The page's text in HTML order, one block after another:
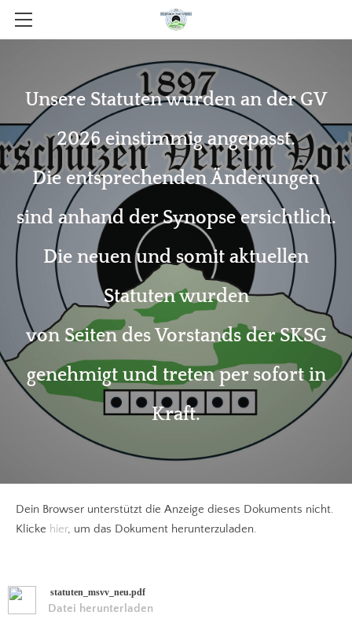
Unsere Statuten wurden an der GV
2026 einstimmig angepasst.
Die entsprechenden Änderungen
sind anhand der Synopse ersichtlich.
Die neuen und somit aktuellen
Statuten wurden
von Seiten des Vorstands der SKSG
genehmigt und treten per sofort in
Kraft.
Dein Browser unterstützt die Anzeige dieses Dokuments nicht.
Klicke hier, um das Dokument herunterzuladen.
statuten_msvv_neu.pdf
Datei herunterladen
ÜBER UNS
STATUTEN
AKTUELLES / JAHRESPROGRAMM
RANGLISTEN
KONTAKT
LIZENZLISTE